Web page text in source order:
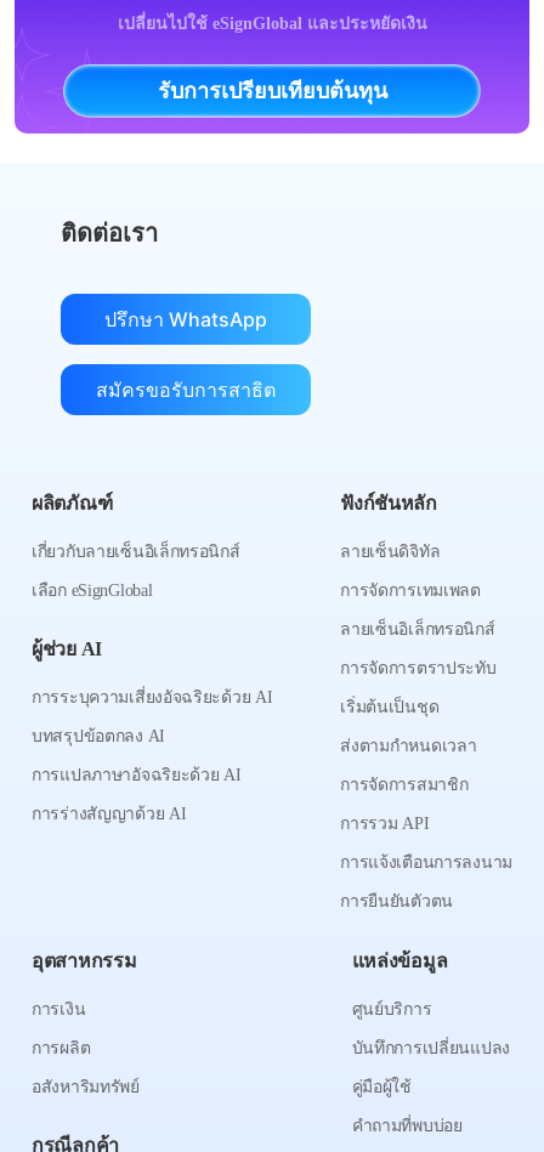
เปลี่ยนไปใช้ eSignGlobal และประหยัดเงิน
รับการเปรียบเทียบต้นทุน
ติดต่อเรา
ปรึกษา WhatsApp
สมัครขอรับการสาธิต
ผลิตภัณฑ์
เกี่ยวกับลายเซ็นอิเล็กทรอนิกส์
เลือก eSignGlobal
ผู้ช่วย AI
การระบุความเสี่ยงอัจฉริยะด้วย AI
บทสรุปข้อตกลง AI
การแปลภาษาอัจฉริยะด้วย AI
การร่างสัญญาด้วย AI
ฟังก์ชันหลัก
ลายเซ็นดิจิทัล
การจัดการเทมเพลต
ลายเซ็นอิเล็กทรอนิกส์
การจัดการตราประทับ
เริ่มต้นเป็นชุด
ส่งตามกำหนดเวลา
การจัดการสมาชิก
การรวม API
การแจ้งเตือนการลงนาม
การยืนยันตัวตน
อุตสาหกรรม
การเงิน
การผลิต
อสังหาริมทรัพย์
กรณีลูกค้า
แหล่งข้อมูล
ศูนย์บริการ
บันทึกการเปลี่ยนแปลง
คู่มือผู้ใช้
คำถามที่พบบ่อย